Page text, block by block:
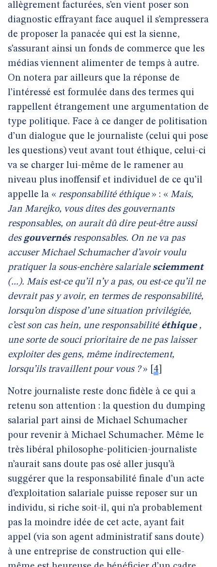
allègrement facturées, s’en vient poser son
diagnostic effrayant face auquel il s’empressera
de proposer la panacée qui est la sienne,
s’assurant ainsi un fonds de commerce que les
médias viennent alimenter de temps à autre.
On notera par ailleurs que la réponse de
l’intéressé est formulée dans des termes qui
rappellent étrangement une argumentation de
type politique. Face à ce danger de politisation
d’un dialogue que le journaliste (celui qui pose
les questions) veut avant tout éthique, celui-ci
va se charger lui-même de le ramener au
niveau plus inoffensif et individuel de ce qu’il
appelle la « responsabilité éthique» : « Mais,
Jan Marejko, vous dites des gouvernants
responsables, on aurait dû dire peut-être aussi
des gouvernés responsables. On ne va pas
accuser Michael Schumacher d’avoir voulu
pratiquer la sous-enchère salariale sciemment
(...). Mais est-ce qu’il n’y a pas, ou est-ce qu’il ne
devrait pas y avoir, en termes de responsabilité,
lorsqu’on dispose d’une situation privilégiée,
c’est son cas hein, une responsabilité éthique ,
une sorte de souci prioritaire de ne pas laisser
exploiter des gens, même indirectement,
lorsqu’ils travaillent pour vous ?» 4
Notre journaliste reste donc fidèle à ce qui a
retenu son attention : la question du dumping
salarial part ainsi de Michael Schumacher
pour revenir à Michael Schumacher. Même le
très libéral philosophe-politicien-journaliste
n’aurait sans doute pas osé aller jusqu’à
suggérer que la responsabilité finale d’un acte
d’exploitation salariale puisse reposer sur un
individu, si riche soit-il, qui n’a probablement
pas la moindre idée de cet acte, ayant fait
appel (via son agent administratif sans doute)
à une entreprise de construction qui elle-